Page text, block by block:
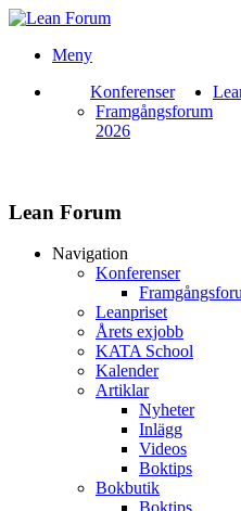
Meny
Konferenser
Framgångsforum
2026
Lean Forum
Navigation
Konferenser
Leanpriset
Årets exjobb
KATA School
Kalender
Artiklar
Nyheter
Inlägg
Videos
Boktips
Bokbutik